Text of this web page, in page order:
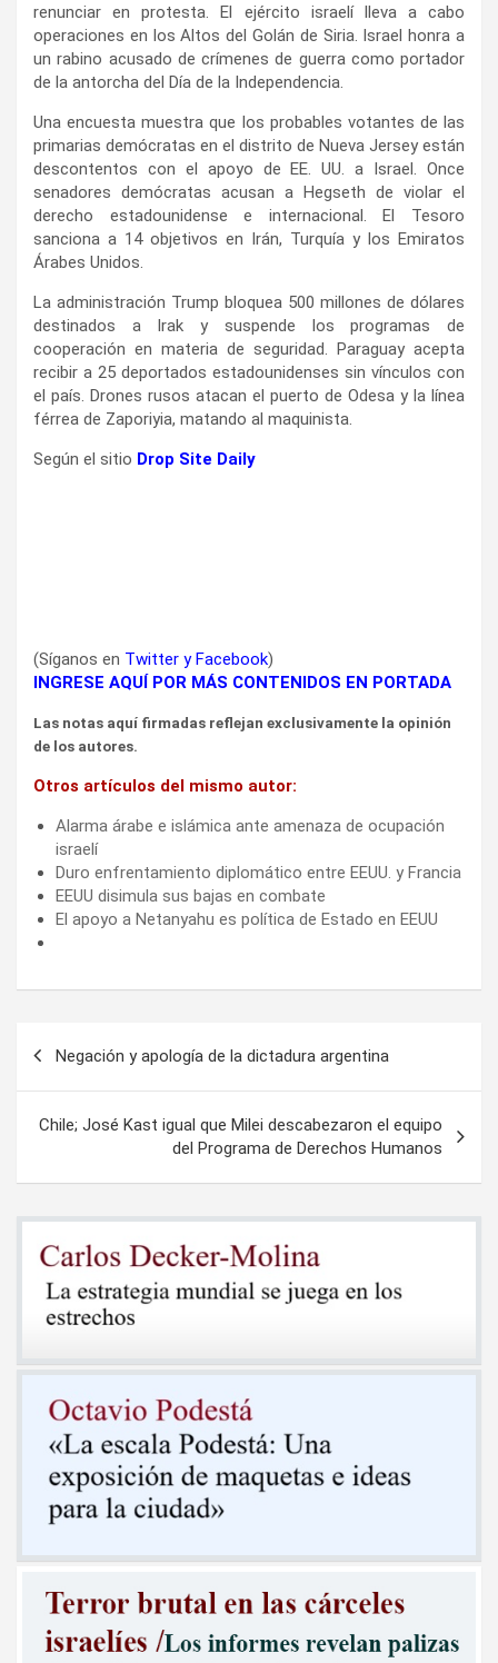
renunciar en protesta. El ejército israelí lleva a cabo
operaciones en los Altos del Golán de Siria. Israel honra a
un rabino acusado de crímenes de guerra como portador
de la antorcha del Día de la Independencia.
Una encuesta muestra que los probables votantes de las
primarias demócratas en el distrito de Nueva Jersey están
descontentos con el apoyo de EE. UU. a Israel. Once
senadores demócratas acusan a Hegseth de violar el
derecho estadounidense e internacional. El Tesoro
sanciona a 14 objetivos en Irán, Turquía y los Emiratos
Árabes Unidos.
La administración Trump bloquea 500 millones de dólares
destinados a Irak y suspende los programas de
cooperación en materia de seguridad. Paraguay acepta
recibir a 25 deportados estadounidenses sin vínculos con
el país. Drones rusos atacan el puerto de Odesa y la línea
férrea de Zaporiyia, matando al maquinista.
Según el sitio Drop Site Daily
(Síganos en Twitter yFacebook)
INGRESE AQUÍ POR MÁS CONTENIDOS EN PORTADA
Las notas aquí firmadas reflejan exclusivamente la opinión
de los autores.
Otros artículos del mismo autor:
Alarma árabe e islámica ante amenaza de ocupación
israelí
Duro enfrentamiento diplomático entre EEUU. y Francia
EEUU disimula sus bajas en combate
El apoyo a Netanyahu es política de Estado en EEUU
entradas
Negación y apología de la dictadura argentina
Chile; José Kast igual que Milei descabezaron el equipo
del Programa de Derechos Humanos